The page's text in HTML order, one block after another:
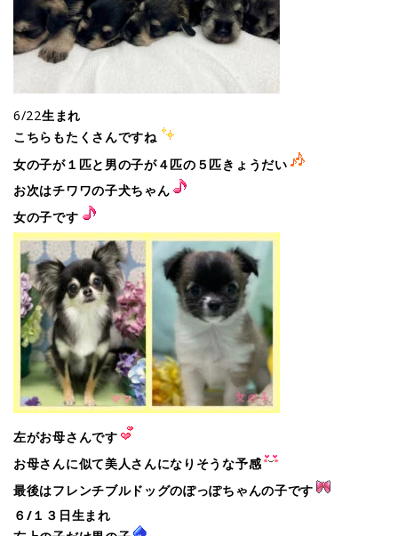
6/22生まれ
こちらもたくさんですね
女の子が１匹と男の子が４匹の５匹きょうだい
お次はチワワの子犬ちゃん
女の子です
左がお母さんです
お母さんに似て美人さんになりそうな予感
最後はフレンチブルドッグのぽっぽちゃんの子です
６/１３日生まれ